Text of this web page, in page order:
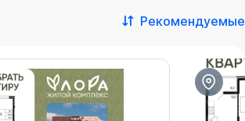
Рекомендуемые